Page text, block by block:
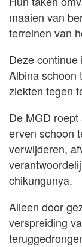
maaien van
terreinen van
Deze
Albina schoon
ziekten tegen
De MGD
erven schoon
verwijderen,
chikungunya.
Alleen door
verspreiding